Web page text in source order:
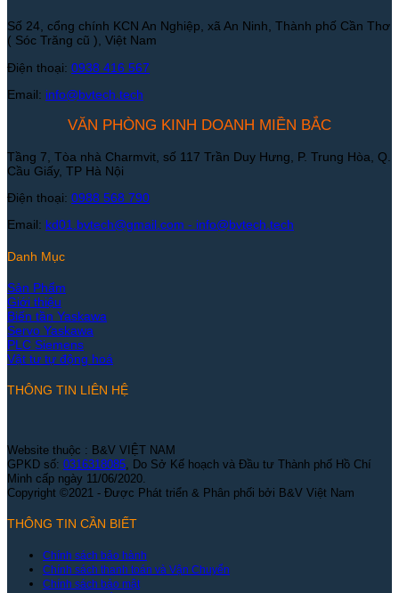
Số 24, cổng chính KCN An Nghiệp, xã An Ninh, Thành phố Cần Thơ
( Sóc Trăng cũ ), Việt Nam
Điện thoại: 0938 416 567
Email: info@bvtech.tech
VĂN PHÒNG KINH DOANH MIỀN BẮC
Tầng 7, Tòa nhà Charmvit, số 117 Trần Duy Hưng, P. Trung Hòa, Q.
Cầu Giấy, TP Hà Nội
Điện thoại: 0988 568 790
Email: kd01.bvtech@gmail.com - info@bvtech.tech
Danh Mục
Sản Phẩm
Giới thiệu
Biến tần Yaskawa
Servo Yaskawa
PLC Siemens
Vật tư tự động hoá
THÔNG TIN LIÊN HỆ
Website thuộc : B&V VIỆT NAM
GPKD số: 0316318085 , Do Sở Kế hoạch và Đầu tư Thành phố Hồ Chí
Minh cấp ngày 11/06/2020.
Copyright ©2021 - Được Phát triển & Phân phối bởi B&V Việt Nam
THÔNG TIN CẦN BIẾT
Chính sách bảo hành
Chính sách thanh toán và Vận Chuyển
Chính sách bảo mật